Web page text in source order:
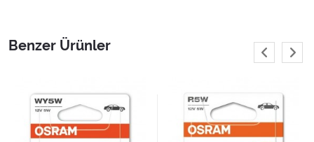
Benzer Ürünler